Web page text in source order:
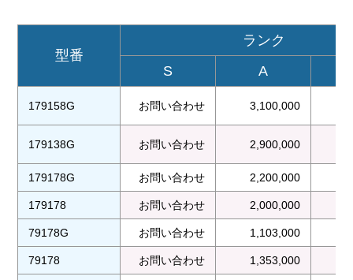
型番
ランク
S
A
179158G お問い合わせ 3,100,000
179138G お問い合わせ 2,900,000
179178G お問い合わせ 2,200,000
179178 お問い合わせ 2,000,000
79178G お問い合わせ 1,103,000
79178 お問い合わせ 1,353,000